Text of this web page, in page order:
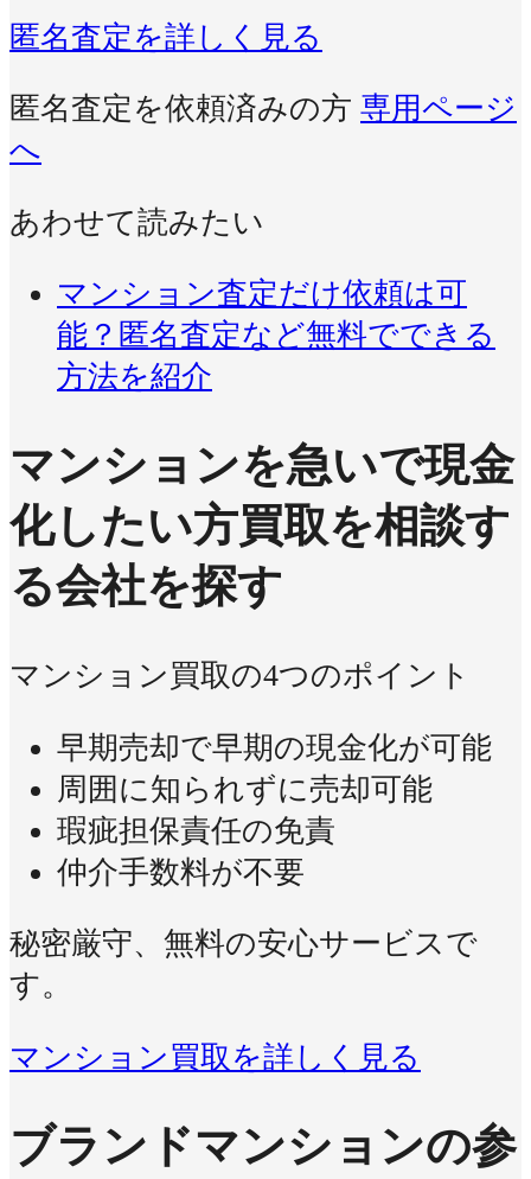
匿名査定を詳しく見る
匿名査定を依頼済みの方 専用ページ
へ
あわせて読みたい
マンション査定だけ依頼は可
能？匿名査定など無料でできる
方法を紹介
マンションを急いで現金
化したい方買取を相談す
る会社を探す
マンション買取の4つのポイント
早期売却で早期の現金化が可能
周囲に知られずに売却可能
瑕疵担保責任の免責
仲介手数料が不要
秘密厳守、無料の安心サービスで
す。
マンション買取を詳しく見る
ブランドマンションの参